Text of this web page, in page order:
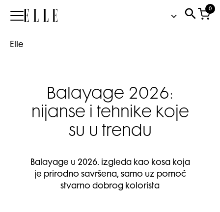
Elle
0
Elle
Balayage 2026:
nijanse i tehnike koje
su u trendu
Balayage u 2026. izgleda kao kosa koja
je prirodno savršena, samo uz pomoć
stvarno dobrog kolorista